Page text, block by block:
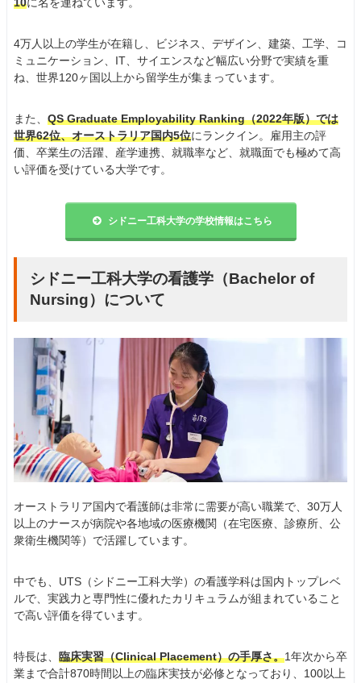
10に名を連ねています。
4万人以上の学生が在籍し、ビジネス、デザイン、建築、工学、コ
ミュニケーション、IT、サイエンスなど幅広い分野で実績を重
ね、世界120ヶ国以上から留学生が集まっています。
また、 QS Graduate Employability Ranking（2022年版）では
世界62位、オーストラリア国内5位にランクイン。雇用主の評
価、卒業生の活躍、産学連携、就職率など、就職面でも極めて高
い評価を受けている大学です。
シドニー工科大学の学校情報はこちら
シドニー工科大学の看護学（Bachelor of
Nursing）について
オーストラリア国内で看護師は非常に需要が高い職業で、30万人
以上のナースが病院や各地域の医療機関（在宅医療、診療所、公
衆衛生機関等）で活躍しています。
中でも、UTS（シドニー工科大学）の看護学科は国内トップレベ
ルで、実践力と専門性に優れたカリキュラムが組まれていること
で高い評価を得ています。
特長は、 臨床実習（Clinical Placement）の手厚さ。1年次から卒
業まで合計870時間以上の臨床実技が必修となっており、100以上